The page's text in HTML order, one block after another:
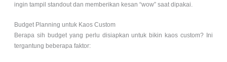
ingin tampil standout dan memberikan kesan “wow” saat dipakai.
Budget Planning untuk Kaos Custom
Berapa sih budget yang perlu disiapkan untuk bikin kaos custom? Ini
tergantung beberapa faktor: